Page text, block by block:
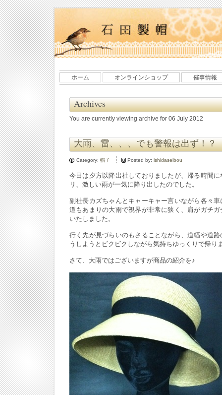
ホーム オンラインショップ 催事情報
Archives
You are currently viewing archive for 06 July 2012
大雨、雷、、、でも警報は出ず！？
Category: 帽子 Posted by: ishidaseibou
今日は夕方以降出社しておりましたが、帰る時間
リ、激しい雨が一気に降り出したのでした。
副社長カズちゃんとキャーキャー言いながら各々
道もあまりの大雨で視界が非常に狭く、肩がガチ
いたしました。
行く先が見づらいのもさることながら、道幅や道
うしようとビクビクしながら気持ちゆっくりで帰り
さて、大雨ではございますが商品の紹介を♪